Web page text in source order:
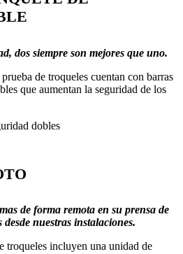
dos siempre son mejores que uno.
de troqueles cuentan con barras
que aumentan la seguridad de los
de forma remota en su prensa de
nuestras instalaciones.
troqueles incluyen una unidad de